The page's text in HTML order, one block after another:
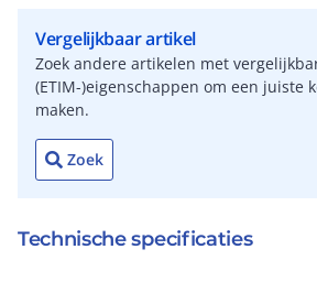
Vergelijkbaar artikel
Zoek andere artikelen met
(ETIM-)eigenschappen om een juiste
maken.
Zoek
Technische specificaties